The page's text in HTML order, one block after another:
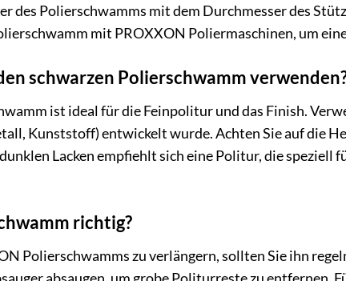
des Polierschwamms mit dem Durchmesser des
mit PROXXON Poliermaschinen, um
schwarzen Polierschwamm
ist ideal für die Feinpolitur und das Finish.
Kunststoff) entwickelt wurde. Achten Sie auf die
Lacken empfiehlt sich eine Politur, die
richtig?
Polierschwamms zu verlängern, sollten Sie ihn